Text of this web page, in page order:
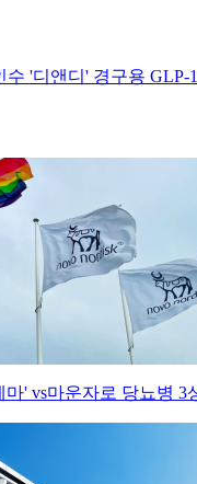
수 '디앤디' 경구용 GLP-
' vs마운자로 당뇨병 3